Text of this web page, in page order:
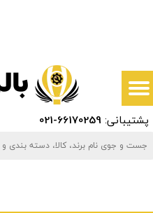
پشتیبانی:66170259
-021
سفارشات
خروج از حساب کاربری